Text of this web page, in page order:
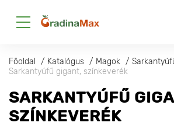
Főoldal Katalógus Magok
Sarkantyúfű gigant, színkeverék
SARKANTYÚFŰ
SZÍNKEVERÉK